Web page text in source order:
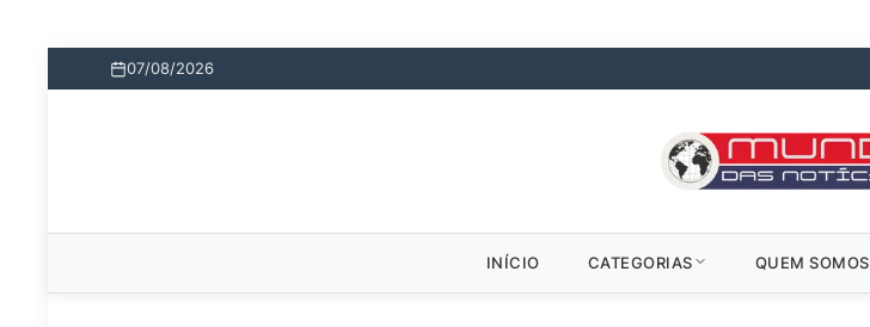
07/08/2026
INÍCIO CATEGORIAS QUEM SOMOS